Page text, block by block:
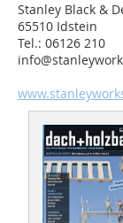
Stanley Black &
65510 Idstein
Tel.: 06126 210